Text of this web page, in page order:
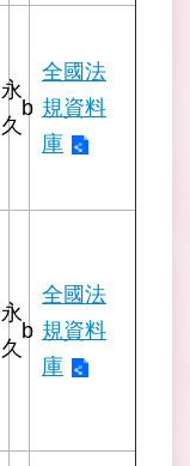
永
久
b
全國法
規資料
庫
永
久
b
全國法
規資料
庫